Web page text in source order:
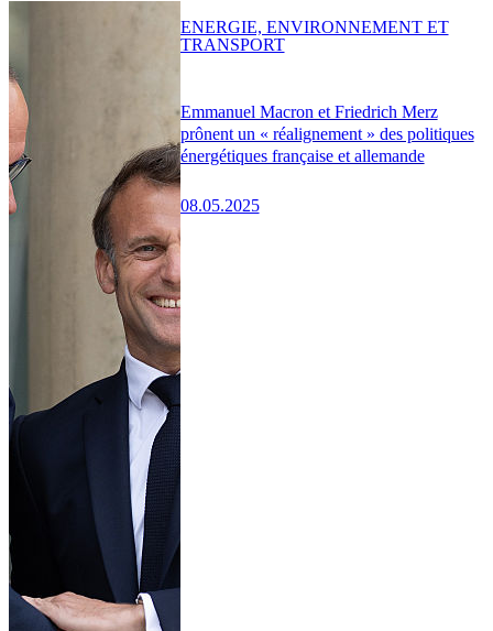
Emmanuel Macron et Friedrich Merz
prônent un « réalignement » des politiques
énergétiques française et allemande
08.05.2025
ENERGIE, ENVIRONNEMENT ET
TRANSPORT